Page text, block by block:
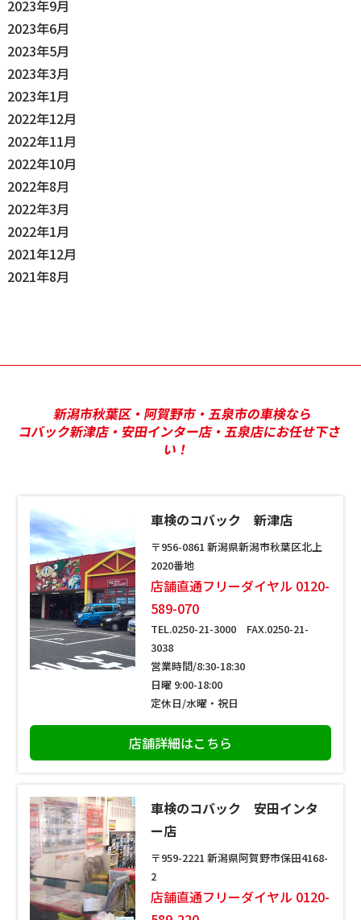
2023年9月
2023年6月
2023年5月
2023年3月
2023年1月
2022年12月
2022年11月
2022年10月
2022年8月
2022年3月
2022年1月
2021年12月
2021年8月
新潟市秋葉区・阿賀野市・五泉市の車検なら
コバック新津店・安田インター店・五泉店にお任せ下さ
い！
車検のコバック 新津店
〒956-0861 新潟県新潟市秋葉区北上
2020番地
店舗直通フリーダイヤル 0120-
589-070
TEL.0250-21-3000 FAX.0250-21-
3038
営業時間/8:30-18:30
日曜 9:00-18:00
定休日/水曜・祝日
店舗詳細はこちら
車検のコバック 安田インタ
ー店
〒959-2221 新潟県阿賀野市保田4168-
2
店舗直通フリーダイヤル 0120-